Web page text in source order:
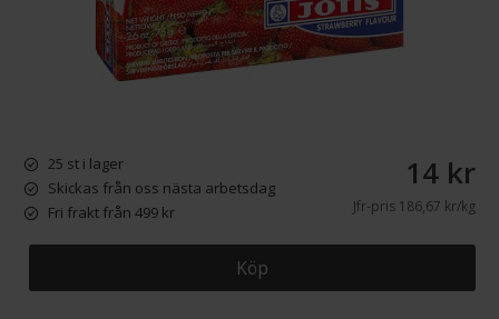
25 st i lager
Skickas från oss nästa arbetsdag
Fri frakt från 499 kr
14 kr
Jfr-pris186,67 kr/kg
Köp